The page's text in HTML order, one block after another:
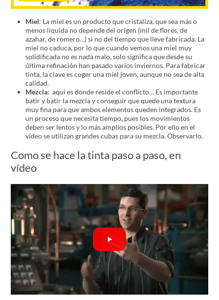
Miel: La miel es un producto que cristaliza, que sea más o
menos líquida no depende del origen (mil de flores, de
azahar, de romero…) si no del tiempo que lleve fabricada. La
miel no caduca, por lo que cuando vemos una miel muy
solidificada no es nada malo, solo significa que desde su
última refinación han pasado varios inviernos. Para fabricar
tinta, la clave es coger una miel joven, aunque no sea de alta
calidad.
Mezcla: aquí es donde reside el conflicto… Es importante
batir y batir la mezcla y conseguir que quede una textura
muy fina para que ambos elementos queden integrados. Es
un proceso que necesita tiempo, pues los movimientos
deben ser lentos y lo más amplios posibles. Por ello en el
vídeo se utilizan grandes cubas para su mezcla. Observarlo.
Como se hace la tinta paso a paso, en
vídeo